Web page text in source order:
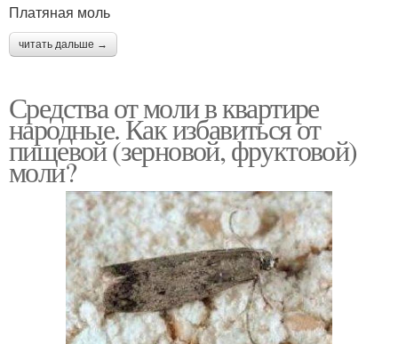
Платяная моль
читать дальше →
Средства от моли в квартире
народные. Как избавиться от
пищевой (зерновой, фруктовой)
моли?